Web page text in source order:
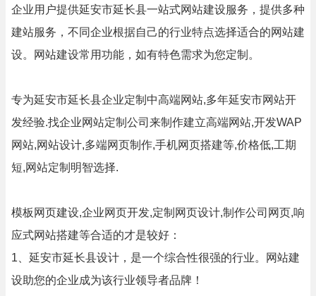
企业用户提供延安市延长县一站式网站建设服务，提供多种
建站服务，不同企业根据自己的行业特点选择适合的网站建
设。网站建设常用功能，如有特色需求为您定制。
专为延安市延长县企业定制中高端网站,多年延安市网站开
发经验.找企业网站定制公司来制作建立高端网站,开发WAP
网站,网站设计,多端网页制作,手机网页搭建等,价格低,工期
短,网站定制明智选择.
模板网页建设,企业网页开发,定制网页设计,制作公司网页,响
应式网站搭建等合适的才是较好：
1、延安市延长县设计，是一个综合性很强的行业。网站建
设助您的企业成为该行业领导者品牌！